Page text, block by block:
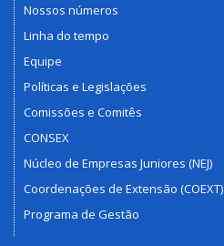
Nossos números
Linha do tempo
Equipe
Políticas e Legislações
Comissões e Comitês
CONSEX
Núcleo de Empresas Juniores (NEJ)
Coordenações de Extensão (COEXT)
Programa de Gestão